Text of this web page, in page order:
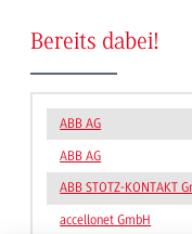
Bereits dabei!
ABB AG
ABB AG
ABB STOTZ-KONTAKT
accellonet GmbH